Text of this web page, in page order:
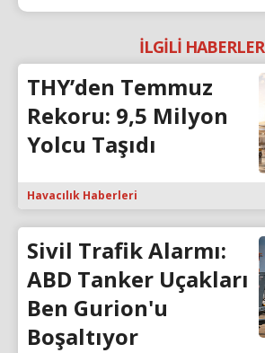
İLGİLİ HABERLER
THY’den Temmuz
Rekoru: 9,5 Milyon
Yolcu Taşıdı
Havacılık Haberleri
Sivil Trafik Alarmı:
ABD Tanker Uçakları
Ben Gurion'u
Boşaltıyor